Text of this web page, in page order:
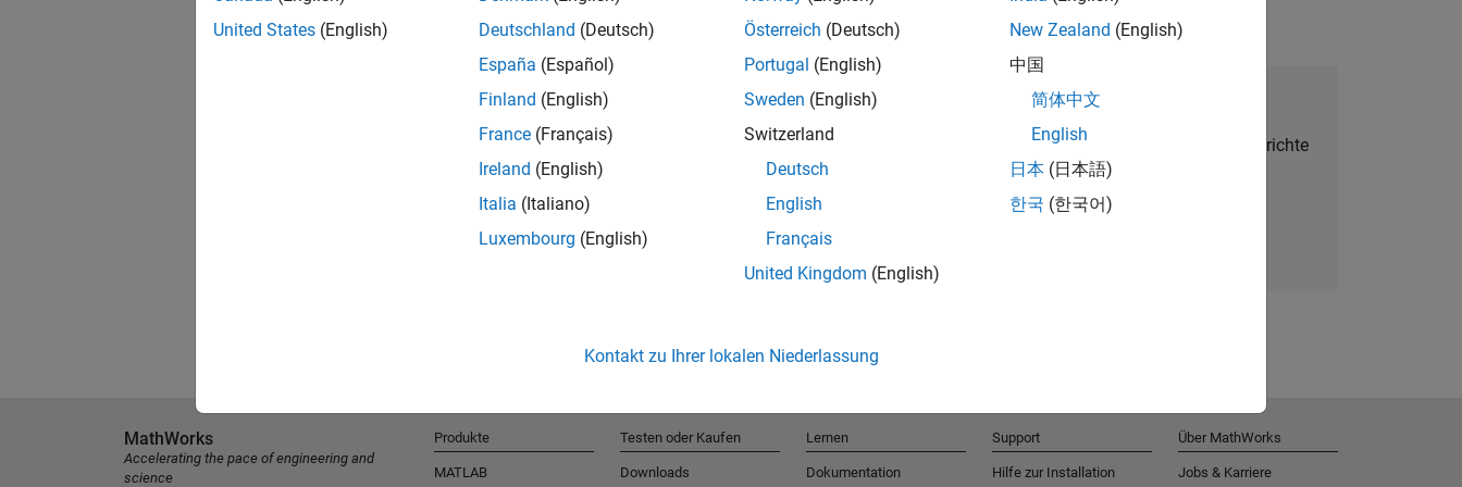
Talent Network beitreten
Erhalten Sie personalisierte Stellenangebote, Berichte
und Unternehmensneuigkeiten.
United States (English)
Deutschland (Deutsch)
España (Español)
Finland (English)
France (Français)
Ireland (English)
Italia (Italiano)
Luxembourg (English)
Österreich (Deutsch)
Portugal (English)
Sweden (English)
Switzerland
Deutsch
English
Français
United Kingdom (English)
New Zealand (English)
中国
简体中文
English
日本 (日本語)
한국 (한국어)
Kontakt zu Ihrer lokalen Niederlassung
MathWorks
Accelerating the pace of engineering and
science
Produkte
MATLAB
Testen oder Kaufen
Downloads
Lernen
Dokumentation
Support
Hilfe zur Installation
Über MathWorks
Jobs & Karriere